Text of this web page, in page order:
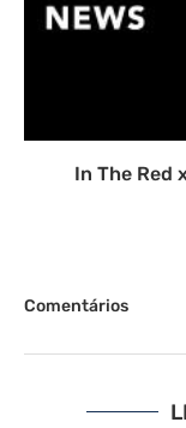
In The Red
Comentários